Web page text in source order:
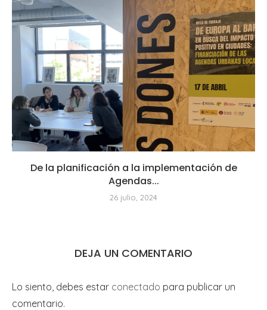
De la planificación a la implementación de
Agendas...
26 julio, 2024
DEJA UN COMENTARIO
Lo siento, debes estar conectado para publicar un
comentario.